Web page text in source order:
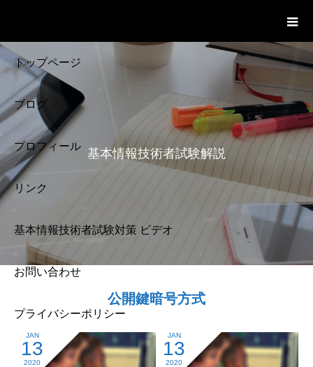
トップページ
ブログ
プロフィール
リンク
基本情報技術者試験対策 ビデオ
お問い合わせ
プライバシーポリシー
基本情報技術者試験解説
公開鍵暗号方式
JAN
13
2020
JAN
13
2020